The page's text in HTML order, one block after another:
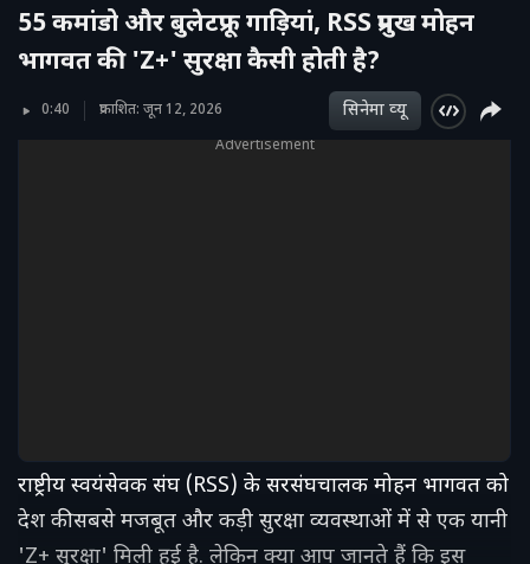
55 कमांडो और बुलेटप्रूफ गाड़ियां, RSS प्रमुख मोहन
भागवत की 'Z+' सुरक्षा कैसी होती है?
0:40 प्रकाशित: जून 12, 2026 सिनेमा व्‍यू
Advertisement
राष्ट्रीय स्वयंसेवक संघ (RSS) के सरसंघचालक मोहन भागवत को
देश की सबसे मजबूत और कड़ी सुरक्षा व्यवस्थाओं में से एक यानी
'Z+ सुरक्षा' मिली हुई है. लेकिन क्या आप जानते हैं कि इस